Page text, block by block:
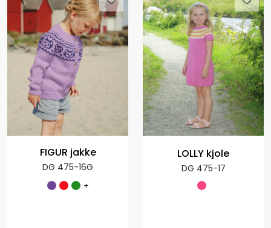
FIGUR jakke
DG 475-16G
+
LOLLY kjole
DG 475-17